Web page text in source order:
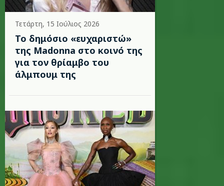
Τετάρτη, 15 Ιούλιος 2026
Το δημόσιο «ευχαριστώ»
της Madonna στο κοινό της
για τον θρίαμβο του
άλμπουμ της